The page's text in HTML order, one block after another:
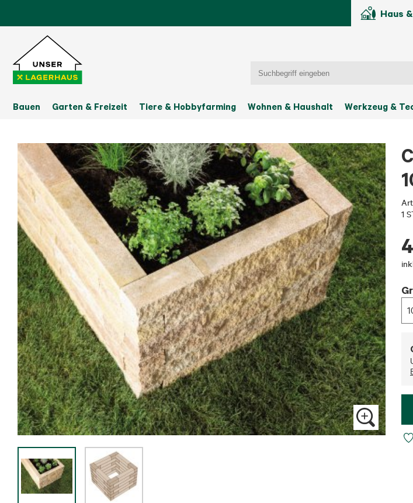
Haus
Bauen Garten & Freizeit Tiere & Hobbyfarming Wohnen & Haushalt Werkzeug &
1